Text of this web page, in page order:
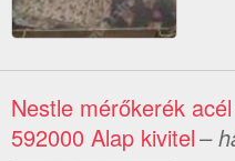
Nestle mérőkerék
592000 Alap kivitel–